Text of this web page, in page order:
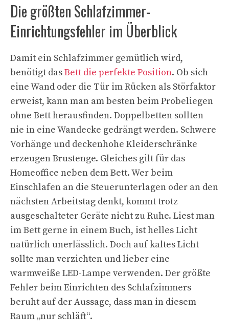
Die größten Schlafzimmer-
Einrichtungsfehler im Überblick
Damit ein Schlafzimmer gemütlich wird,
benötigt dasBett die perfekte Position. Ob sich
eine Wand oder die Tür im Rücken als Störfaktor
erweist, kann man am besten beim Probeliegen
ohne Bett herausfinden. Doppelbetten sollten
nie in eine Wandecke gedrängt werden. Schwere
Vorhänge und deckenhohe Kleiderschränke
erzeugen Brustenge. Gleiches gilt für das
Homeoffice neben dem Bett. Wer beim
Einschlafen an die Steuerunterlagen oder an den
nächsten Arbeitstag denkt, kommt trotz
ausgeschalteter Geräte nicht zu Ruhe. Liest man
im Bett gerne in einem Buch, ist helles Licht
natürlich unerlässlich. Doch auf kaltes Licht
sollte man verzichten und lieber eine
warmweiße LED-Lampe verwenden. Der größte
Fehler beim Einrichten des Schlafzimmers
beruht auf der Aussage, dass man in diesem
Raum „nur schläft“.